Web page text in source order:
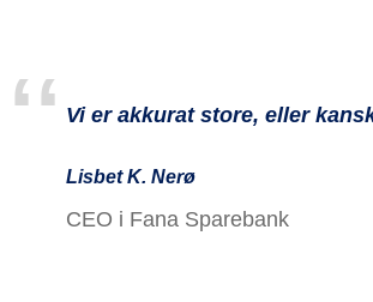
Vi er akkurat store, eller
Lisbet K. Nerø
CEO i Fana Sparebank